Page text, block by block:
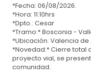
*Fecha: 06/08/2026.
*Hora: 11:10hrs
*Dpto.: Cesar
*Tramo:* Bosconia -
*Ubicación: Valencia de
*Novedad:* Cierre total
proyecto vial, se
comunidad.